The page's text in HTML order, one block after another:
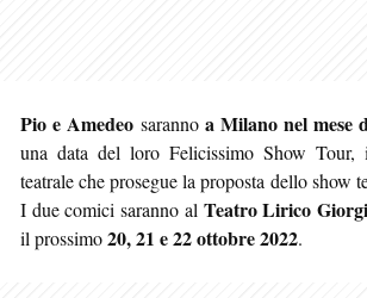
Pio e Amedeo saranno a Milano nel mese
una data del loro Felicissimo Show Tour,
teatrale che prosegue la proposta dello show
I due comici saranno al Teatro Lirico
il prossimo20, 21 e 22 ottobre 2022.